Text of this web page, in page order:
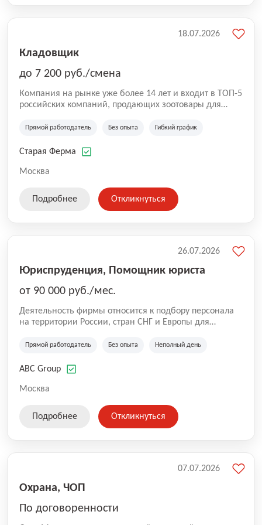
Кладовщик
до 7 200 руб./смена
Компания на рынке уже более 14 лет и входит в ТОП-5
российских компаний, продающих зоотовары для
компания владеет 5 розничными магазинами, а также
России (Wildberries, Ozon, Яндекс. Маркет и
на глобальной доставке товаров по всей территории
SKU, премиальные бренды кормов и собственные
Прямой работодатель Без опыта Гибкий график
Старая Ферма
Москва
18.07.2026
Подробнее Откликнуться
Юриспруденция, Помощник юриста
от 90 000 руб./мес.
Деятельность фирмы относится к подбору персонала
на территории России, стран СНГ и Европы для
культуре и развлечениям, информационным
Прямой работодатель Без опыта Неполный день
ABC Group
Москва
26.07.2026
Подробнее Откликнуться
Охрана, ЧОП
По договоренности
07.07.2026